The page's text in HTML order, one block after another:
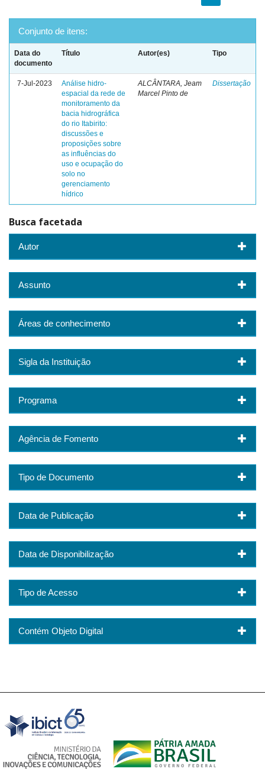
Conjunto de itens:
Data do
documento
Título Autor(es) Tipo
7-Jul-2023
Análise hidro-
espacial da rede de
monitoramento da
bacia hidrográfica
do rio Itabirito:
discussões e
proposições sobre
as influências do
uso e ocupação do
solo no
gerenciamento
hídrico
ALCÂNTARA, Jeam
Marcel Pinto de
Dissertação
Busca facetada
Autor
Assunto
Áreas de conhecimento
Sigla da Instituição
Programa
Agência de Fomento
Tipo de Documento
Data de Publicação
Data de Disponibilização
Tipo de Acesso
Contém Objeto Digital